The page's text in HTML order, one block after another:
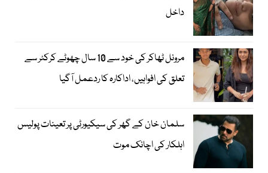
داخل
مرونل ٹھاکر کی خود سے 10 سال چھوٹے کرکٹر سے
تعلق کی افواہیں، اداکارہ کا ردعمل آگیا
سلمان خان کے گھر کی سیکیورٹی پر تعینات پولیس
اہلکار کی اچانک موت